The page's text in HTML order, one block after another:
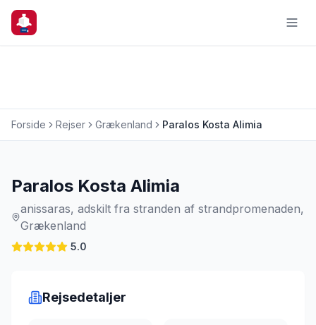
Forside Rejser Grækenland Paralos Kosta Alimia
Paralos Kosta Alimia
anissaras, adskilt fra stranden af strandpromenaden,
Grækenland
5.0
Rejsedetaljer